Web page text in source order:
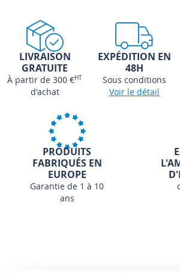
LIVRAISON
GRATUITE
À partir de 300 €HT
d'achat
EXPÉDITION EN
48H
Sous conditions
Voir le détail
PRODUITS
FABRIQUÉS EN
EUROPE
Garantie de 1 à 10
ans